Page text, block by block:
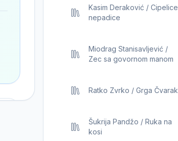
Kasim Deraković / Cipelice
nepadice
Miodrag Stanisavljević /
Zec sa govornom manom
Ratko Zvrko / Grga Čvarak
Šukrija Pandžo / Ruka na
kosi